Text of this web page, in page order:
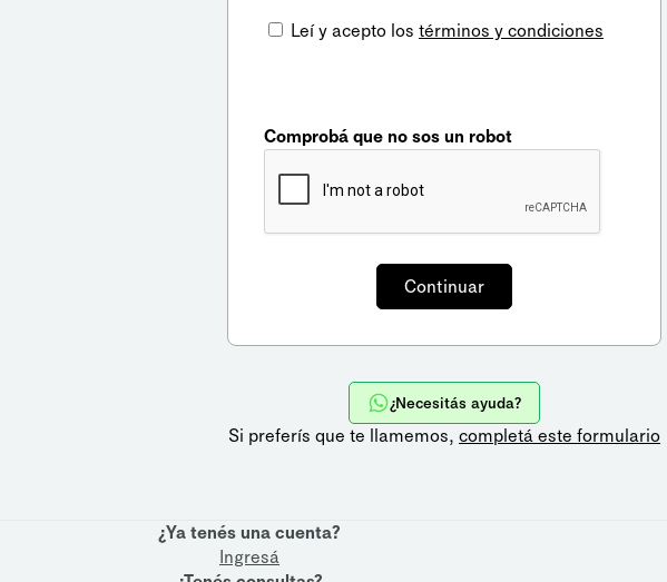
Leí y acepto los términos y condiciones
Comprobá que no sos un robot
¿Necesitás ayuda?
Si preferís que te llamemos, completá este formulario
¿Ya tenés una cuenta?
Ingresá